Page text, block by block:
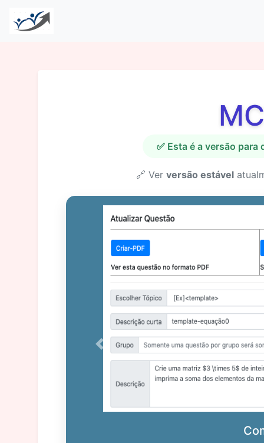
✅ Esta é a versão
🔗 Ver versão estável
Previous